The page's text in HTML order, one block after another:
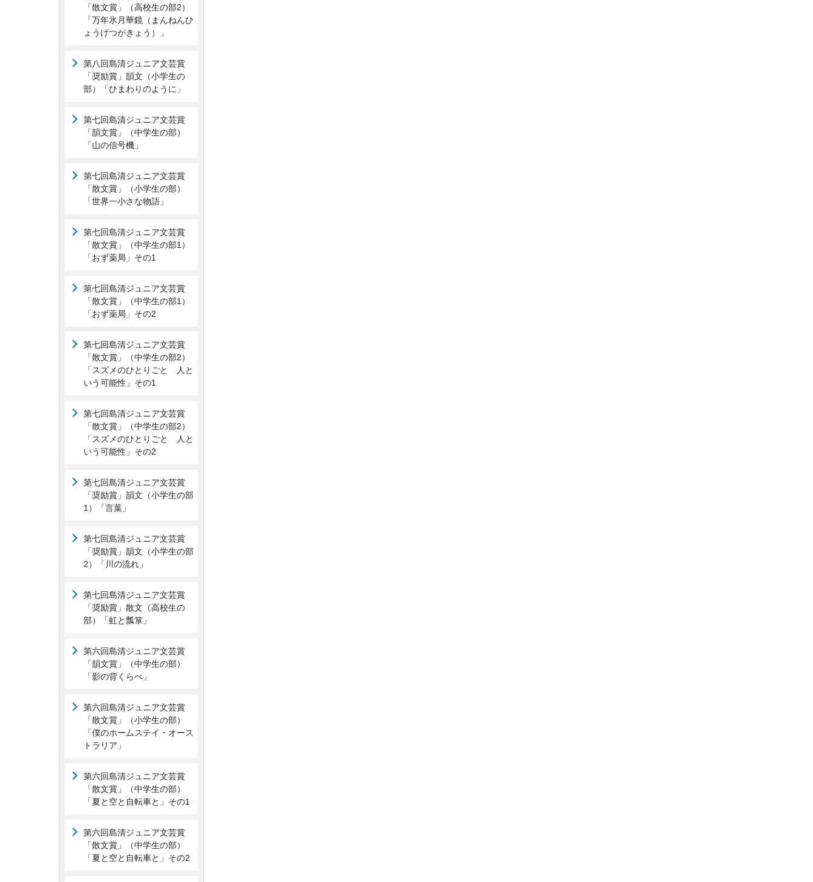
「散文賞」（高校生の部2）
「万年氷月華鏡（まんねんひ
ょうげつがきょう）」
第八回島清ジュニア文芸賞
「奨励賞」韻文（小学生の
部）「ひまわりのように」
第七回島清ジュニア文芸賞
「韻文賞」（中学生の部）
「山の信号機」
第七回島清ジュニア文芸賞
「散文賞」（小学生の部）
「世界一小さな物語」
第七回島清ジュニア文芸賞
「散文賞」（中学生の部1）
「おず薬局」その1
第七回島清ジュニア文芸賞
「散文賞」（中学生の部1）
「おず薬局」その2
第七回島清ジュニア文芸賞
「散文賞」（中学生の部2）
「スズメのひとりごと 人と
いう可能性」その1
第七回島清ジュニア文芸賞
「散文賞」（中学生の部2）
「スズメのひとりごと 人と
いう可能性」その2
第七回島清ジュニア文芸賞
「奨励賞」韻文（小学生の部
1）「言葉」
第七回島清ジュニア文芸賞
「奨励賞」韻文（小学生の部
2）「川の流れ」
第七回島清ジュニア文芸賞
「奨励賞」散文（高校生の
部）「虹と瓢箪」
第六回島清ジュニア文芸賞
「韻文賞」（中学生の部）
「影の背くらべ」
第六回島清ジュニア文芸賞
「散文賞」（小学生の部）
「僕のホームステイ・オース
トラリア」
第六回島清ジュニア文芸賞
「散文賞」（中学生の部）
「夏と空と自転車と」その1
第六回島清ジュニア文芸賞
「散文賞」（中学生の部）
「夏と空と自転車と」その2